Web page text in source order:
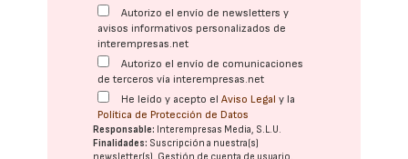
Autorizo el envío de newsletters y
avisos informativos personalizados de
interempresas.net
Autorizo el envío de comunicaciones
de terceros vía interempresas.net
He leído y acepto elAviso Legal y la
Política de Protección de Datos
Responsable: Interempresas Media, S.L.U.
Finalidades: Suscripción a nuestra(s)
newsletter(s). Gestión de cuenta de usuario.